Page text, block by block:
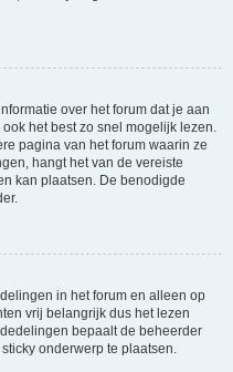
over het forum dat je aan
het best zo snel mogelijk lezen.
pagina van het forum waarin ze
hangt het van de vereiste
kan plaatsen. De benodigde
in het forum en alleen op
vrij belangrijk dus het lezen
bepaalt de beheerder
onderwerp te plaatsen.